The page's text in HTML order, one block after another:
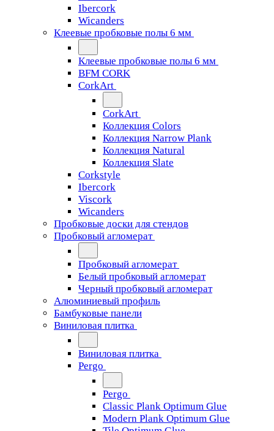
Ibercork
Wicanders
Клеевые пробковые полы 6 мм
Клеевые пробковые полы 6 мм
BFM CORK
CorkArt
CorkArt
Коллекция Colors
Коллекция Narrow Plank
Коллекция Natural
Коллекция Slate
Corkstyle
Ibercork
Viscork
Wicanders
Пробковые доски для стендов
Пробковый агломерат
Пробковый агломерат
Белый пробковый агломерат
Черный пробковый агломерат
Алюминиевый профиль
Бамбуковые панели
Виниловая плитка
Виниловая плитка
Pergo
Pergo
Classic Plank Optimum Glue
Modern Plank Optimum Glue